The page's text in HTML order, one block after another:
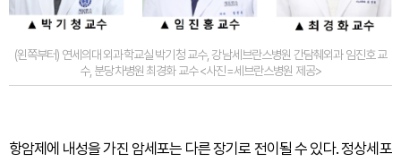
(왼쪽부터) 연세의대 외과학교실 박기청 교수, 강남세브란스병원 간담췌외과 임진호 교
수, 분당차병원 최경화 교수 <사진=세브란스병원 제공>
항암제에 내성을 가진 암세포는 다른 장기로 전이될 수 있다. 정상세포